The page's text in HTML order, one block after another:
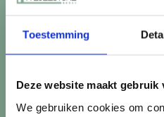
Toestemming
Deze website maakt gebruik
We gebruiken cookies om
Controle
Garantie
Mix